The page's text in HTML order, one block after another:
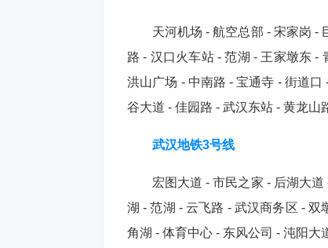
天河机场 - 航空总部 - 宋家岗 -
路 - 汉口火车站 - 范湖 - 王家墩东 -
洪山广场 - 中南路 - 宝通寺 - 街道
谷大道 - 佳园路 - 武汉东站 - 黄龙山
武汉地铁3号线
宏图大道 - 市民之家 - 后湖大
湖 - 范湖 - 云飞路 - 武汉商务区 - 双
角湖 - 体育中心 - 东风公司 - 沌阳大